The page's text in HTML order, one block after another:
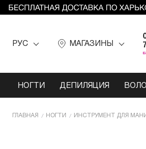
РУС МАГАЗИНЫ
НОГТИ ДЕПИЛЯЦИЯ
ГЛАВНАЯ НОГТИ ИНCТРУМЕНТ ДЛЯ